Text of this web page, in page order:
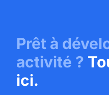
Prêt à
activité ?
ici.